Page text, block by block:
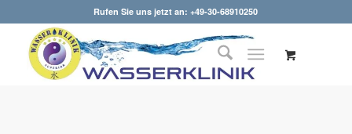
Rufen Sie uns jetzt an: +49-30-68910250